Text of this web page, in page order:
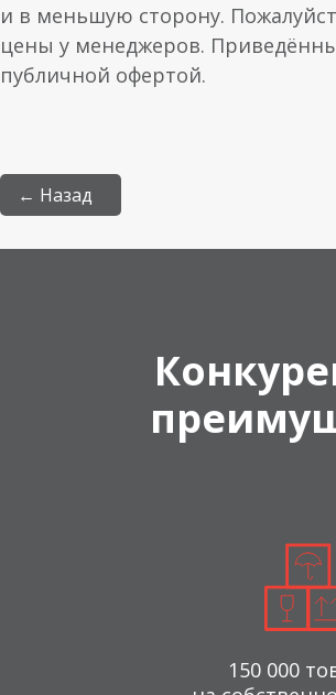
и в меньшую сторону.
цены у менеджеров.
публичной офертой.
← Назад
150 000